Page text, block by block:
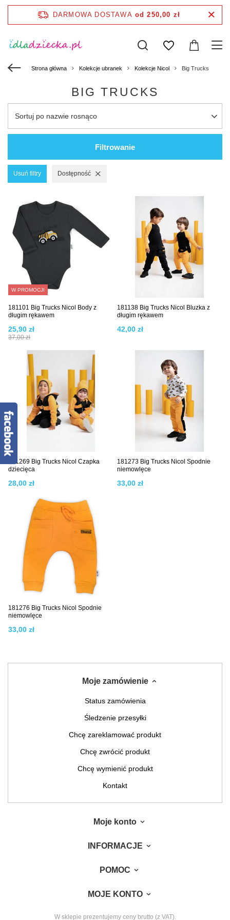
DARMOWA DOSTAWA od 250,00 zł
Strona główna Kolekcje ubranek Kolekcje Nicol Big Trucks
BIG TRUCKS
Sortuj po nazwie rosnąco
Filtrowanie
Usuń filtry Dostępność
W PROMOCJI
181101 Big Trucks Nicol Body z
długim rękawem
37,00 zł
25,90 zł
181138 Big Trucks Nicol Bluzka z
długim rękawem
42,00 zł
181269 Big Trucks Nicol Czapka
dziecięca
28,00 zł
181273 Big Trucks Nicol Spodnie
niemowlęce
33,00 zł
181276 Big Trucks Nicol Spodnie
niemowlęce
33,00 zł
Moje zamówienie
Status zamówienia
Śledzenie przesyłki
Chcę zareklamować produkt
Chcę zwrócić produkt
Chcę wymienić produkt
Kontakt
Moje konto
INFORMACJE
POMOC
MOJE KONTO
W sklepie prezentujemy ceny brutto (z VAT).